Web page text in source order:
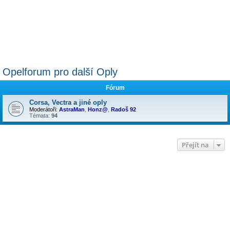
Opelforum pro další Oply
Fórum
Corsa, Vectra a jiné oply
Moderátoři: AstraMan Honz@ Radoš 92
Témata: 94
Přejít na